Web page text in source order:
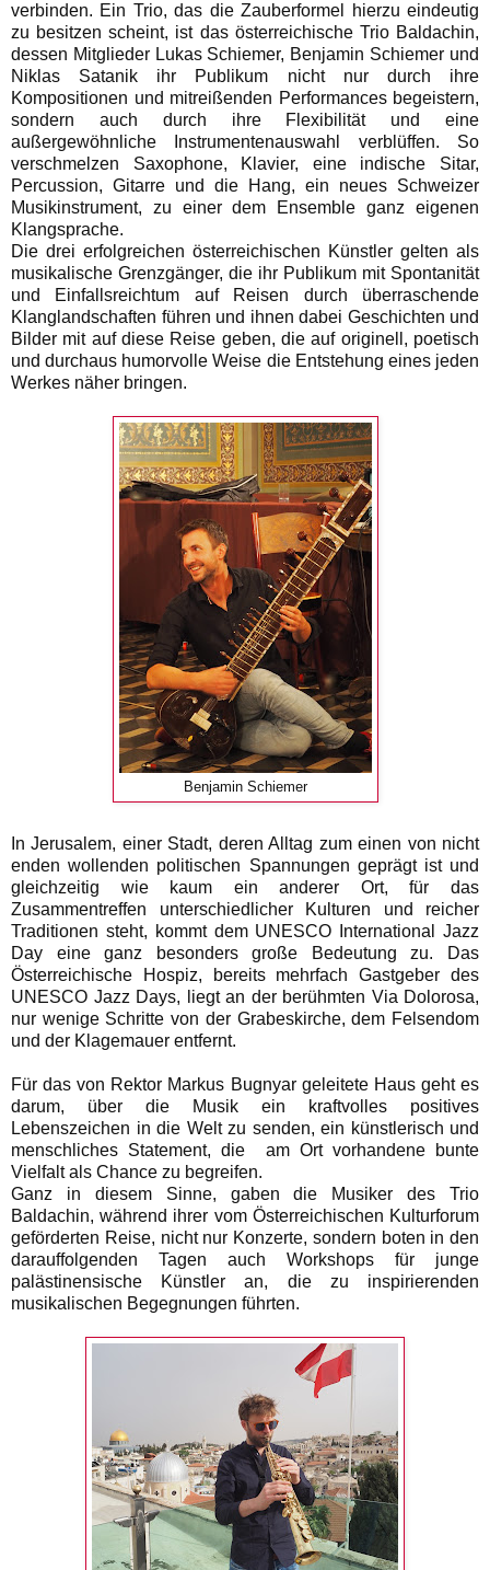
verbinden. Ein Trio, das die Zauberformel hierzu eindeutig
zu besitzen scheint, ist das österreichische Trio Baldachin,
dessen Mitglieder Lukas Schiemer, Benjamin Schiemer und
Niklas Satanik ihr Publikum nicht nur durch ihre
Kompositionen und mitreißenden Performances begeistern,
sondern auch durch ihre Flexibilität und eine
außergewöhnliche Instrumentenauswahl verblüffen. So
verschmelzen Saxophone, Klavier, eine indische Sitar,
Percussion, Gitarre und die Hang, ein neues Schweizer
Musikinstrument, zu einer dem Ensemble ganz eigenen
Klangsprache.
Die drei erfolgreichen österreichischen Künstler gelten als
musikalische Grenzgänger, die ihr Publikum mit Spontanität
und Einfallsreichtum auf Reisen durch überraschende
Klanglandschaften führen und ihnen dabei Geschichten und
Bilder mit auf diese Reise geben, die auf originell, poetisch
und durchaus humorvolle Weise die Entstehung eines jeden
Werkes näher bringen.
Benjamin Schiemer
In Jerusalem, einer Stadt, deren Alltag zum einen von nicht
enden wollenden politischen Spannungen geprägt ist und
gleichzeitig wie kaum ein anderer Ort, für das
Zusammentreffen unterschiedlicher Kulturen und reicher
Traditionen steht, kommt dem UNESCO International Jazz
Day eine ganz besonders große Bedeutung zu. Das
Österreichische Hospiz, bereits mehrfach Gastgeber des
UNESCO Jazz Days, liegt an der berühmten Via Dolorosa,
nur wenige Schritte von der Grabeskirche, dem Felsendom
und der Klagemauer entfernt.
Für das von Rektor Markus Bugnyar geleitete Haus geht es
darum, über die Musik ein kraftvolles positives
Lebenszeichen in die Welt zu senden, ein künstlerisch und
menschliches Statement, die am Ort vorhandene bunte
Vielfalt als Chance zu begreifen.
Ganz in diesem Sinne, gaben die Musiker des Trio
Baldachin, während ihrer vom Österreichischen Kulturforum
geförderten Reise, nicht nur Konzerte, sondern boten in den
darauffolgenden Tagen auch Workshops für junge
palästinensische Künstler an, die zu inspirierenden
musikalischen Begegnungen führten.